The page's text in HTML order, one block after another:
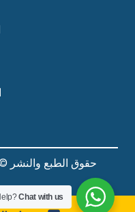
حقوق الطبع والنشر © ٢٠٢٢. جميع الحقوق
Chat with us